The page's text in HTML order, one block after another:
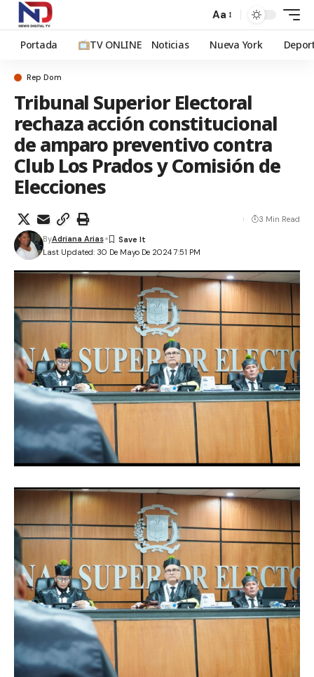
Aa
Portada TV ONLINE Noticias Nueva York
Rep Dom
Tribunal Superior Electoral
rechaza acción constitucional
de amparo preventivo contra
Club Los Prados y Comisión de
Elecciones
Last Updated: 30 De Mayo De 2024 7:51 PM
ByAdriana Arias
3 Min Read